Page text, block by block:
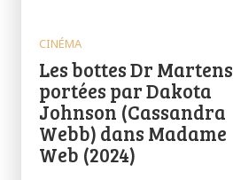
CINÉMA
Les bottes Dr Martens
portées par Dakota
Johnson (Cassandra
Webb) dans Madame
Web (2024)